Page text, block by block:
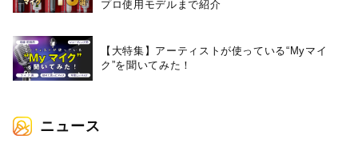
プロ使用モデルまで紹介
【大特集】アーティストが使っている“Myマイ
ク”を聞いてみた！
ニュース